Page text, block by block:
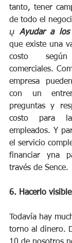
tanto, tener
de todo el
ⴤ Ayudar a los
que existe una
costo
comerciales.
empresa
con un
preguntas y
costo para
empleados. Y
el servicio
financiar yna
través de Sence.
6. Hacerlo
Todavía hay
torno al dinero.